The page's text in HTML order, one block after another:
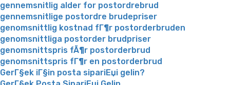
gennemsnitlig alder for postordrebrud
gennemsnitlige postordre brudepriser
genomsnittlig kostnad fГ¶r postorderbruden
genomsnittliga postorder brudpriser
genomsnittspris fÃ¶r postorderbrud
genomsnittspris fГ¶r en postorderbrud
GerГ§ek iГ§in posta sipariЕџi gelin?